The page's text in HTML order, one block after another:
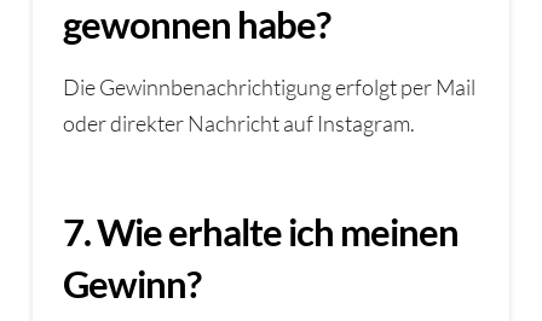
gewonnen habe?
Die Gewinnbenachrichtigung erfolgt per Mail
oder direkter Nachricht auf Instagram.
7. Wie erhalte ich meinen
Gewinn?